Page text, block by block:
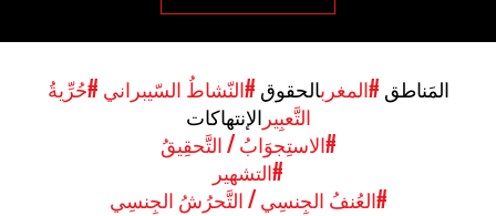
المَناطق #المغربالحقوق #النّشاطُ السّيبراني #حُرِّيةُ
التَّعبِير الإنتهاكات
#الاستِجوَابُ / التَّحقِيقُ
#التشهير
#العُنفُ الجِنسِي / التَّحرُشُ الجِنسِي